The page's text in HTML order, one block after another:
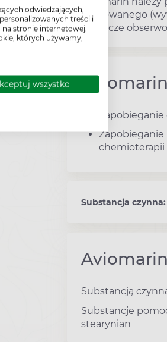
odwiedzających,
treści i
na stronie internetowej.
których używamy,
wszystko
tolerowanego
lecznicze
Zapobieganie
Substancja czynna:
Substancją
Substancje
stearynian